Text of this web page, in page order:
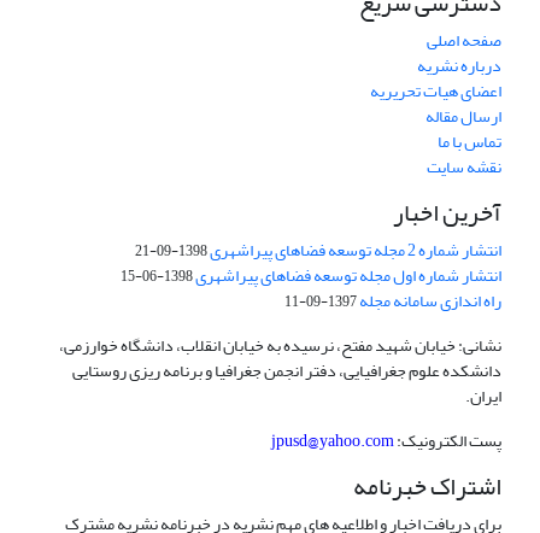
صفحه اصلی
درباره نشریه
اعضای هیات تحریریه
ارسال مقاله
تماس با ما
نقشه سایت
آخرین اخبار
انتشار شماره 2 مجله توسعه فضاهای پیراشهری 1398-09-21
انتشار شماره اول مجله توسعه فضاهای پیراشهری1398-06-15
راه اندازی سامانه مجله1397-09-11
نشانی: خیابان شهید مفتح، نرسیده به خیابان انقلاب، دانشگاه خوارزمی،
دانشکده علوم جغرافیایی، دفتر انجمن جغرافیا و برنامه ریزی روستایی
ایران.
پست الکترونیک:jpusd@yahoo.com
اشتراک خبرنامه
برای دریافت اخبار و اطلاعیه های مهم نشریه در خبرنامه نشریه مشترک